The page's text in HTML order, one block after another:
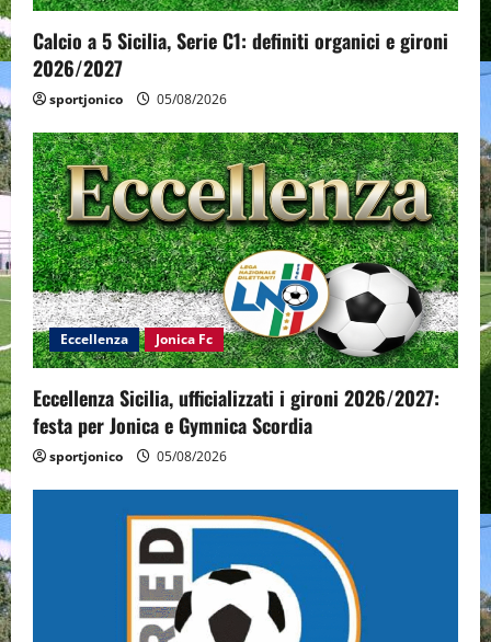
Calcio a 5 Sicilia, Serie C1: definiti organici e gironi
2026/2027
sportjonico 05/08/2026
Eccellenza Jonica Fc
Eccellenza Sicilia, ufficializzati i gironi 2026/2027:
festa per Jonica e Gymnica Scordia
sportjonico 05/08/2026